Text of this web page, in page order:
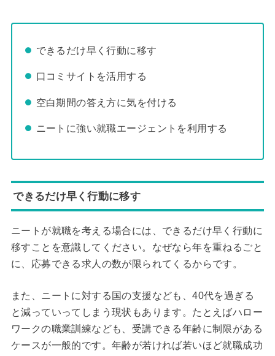
できるだけ早く行動に移す
口コミサイトを活用する
空白期間の答え方に気を付ける
ニートに強い就職エージェントを利用する
できるだけ早く行動に移す
ニートが就職を考える場合には、できるだけ早く行動に
移すことを意識してください。なぜなら年を重ねるごと
に、応募できる求人の数が限られてくるからです。
また、ニートに対する国の支援なども、40代を過ぎる
と減っていってしまう現状もあります。たとえばハロー
ワークの職業訓練なども、受講できる年齢に制限がある
ケースが一般的です。年齢が若ければ若いほど就職成功